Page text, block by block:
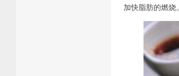
加快脂肪的燃烧。